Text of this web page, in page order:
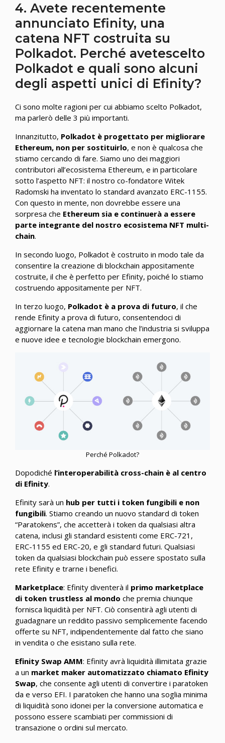
4. Avete recentemente
annunciato Efinity, una
catena NFT costruita su
Polkadot. Perché avetescelto
Polkadot e quali sono alcuni
degli aspetti unici di Efinity?
Ci sono molte ragioni per cui abbiamo scelto Polkadot,
ma parlerò delle 3 più importanti.
Innanzitutto, Polkadot è progettato per migliorare
Ethereum, non per sostituirlo, e non è qualcosa che
stiamo cercando di fare. Siamo uno dei maggiori
contributori all’ecosistema Ethereum, e in particolare
sotto l’aspetto NFT: il nostro co-fondatore Witek
Radomski ha inventato lo standard avanzato ERC-1155.
Con questo in mente, non dovrebbe essere una
sorpresa che Ethereum sia e continuerà a essere
parte integrante del nostro ecosistema NFT multi-
chain.
In secondo luogo, Polkadot è costruito in modo tale da
consentire la creazione di blockchain appositamente
costruite, il che è perfetto per Efinity, poiché lo stiamo
costruendo appositamente per NFT.
In terzo luogo, Polkadot è a prova di futuro, il che
rende Efinity a prova di futuro, consentendoci di
aggiornare la catena man mano che l’industria si sviluppa
e nuove idee e tecnologie blockchain emergono.
Perché Polkadot?
Dopodiché l’interoperabilità cross-chain è al centro
di Efinity.
Efinity sarà un hub per tutti i token fungibili e non
fungibili. Stiamo creando un nuovo standard di token
“Paratokens”, che accetterà i token da qualsiasi altra
catena, inclusi gli standard esistenti come ERC-721,
ERC-1155 ed ERC-20, e gli standard futuri. Qualsiasi
token da qualsiasi blockchain può essere spostato sulla
rete Efinity e trarne i benefici.
Marketplace: Efinity diventerà il primo marketplace
di token trustless al mondo che premia chiunque
fornisca liquidità per NFT. Ciò consentirà agli utenti di
guadagnare un reddito passivo semplicemente facendo
offerte su NFT, indipendentemente dal fatto che siano
in vendita o che esistano sulla rete.
Efinity Swap AMM: Efinity avrà liquidità illimitata grazie
a un market maker automatizzato chiamato Efinity
Swap, che consente agli utenti di convertire i paratoken
da e verso EFI. I paratoken che hanno una soglia minima
di liquidità sono idonei per la conversione automatica e
possono essere scambiati per commissioni di
transazione o ordini sul mercato.